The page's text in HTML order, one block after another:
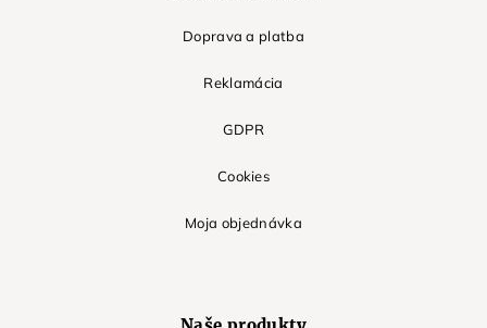
Doprava a platba
Reklamácia
GDPR
Cookies
Moja objednávka